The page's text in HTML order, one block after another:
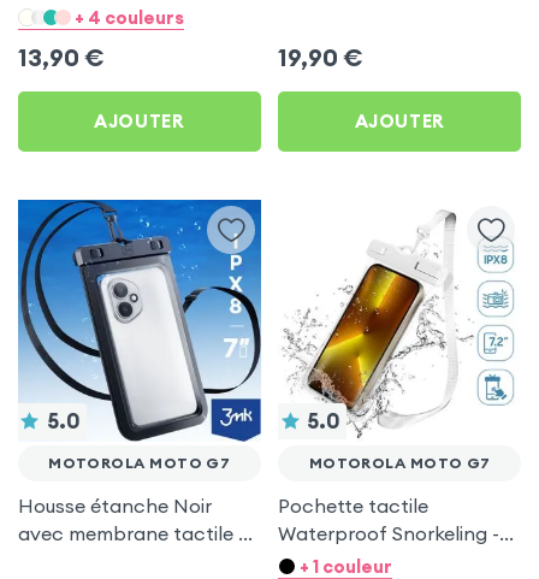
Dragonne - Bleu pour
+ 4 couleurs
13,90 €
AJOUTER
19,90 €
AJOUTER
5.0
MOTOROLA MOTO G7
Housse étanche Noir
avec membrane tactile +
5.0
MOTOROLA MOTO G7
Pochette tactile
Waterproof Snorkeling -
Blanc pour Motorola
+ 1 couleur